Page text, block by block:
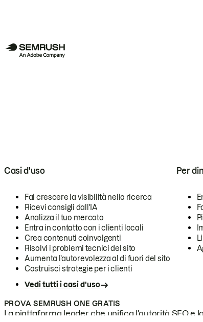
Casi d'uso
Fai crescere la visibilità nella ricerca
Ricevi consigli dall'IA
Analizza il tuo mercato
Entra in contatto con i clienti locali
Crea contenuti coinvolgenti
Risolvi i problemi tecnici del sito
Aumenta l'autorevolezza al di fuori del sito
Costruisci strategie per i clienti
Vedi tutti i casi d'uso
Per
PROVA SEMRUSH ONE GRATIS
La piattaforma leader che unifica l'autorità SEO e